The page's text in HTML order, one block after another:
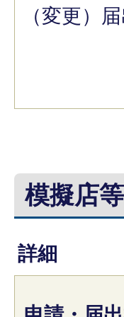
（変更）
模擬店
詳細